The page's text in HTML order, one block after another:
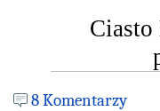
8 Komentarzy